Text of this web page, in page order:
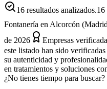
16 resultados analizados.16
Fontanería en Alcorcón
de 2026
Empresas
este listado han sido
su autenticidad y
en tratamientos y soluciones
¿No tienes tiempo para buscar?